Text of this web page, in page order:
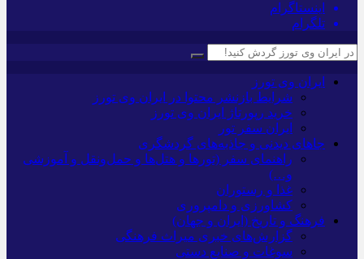
اینستاگرام
تلگرام
ایران وی تورز
شرایط بازنشر محتوا در ایران وی تورز
خرید رپورتاژ ایران وی تورز
ایران سفر تور
جاهای دیدنی و جاذبه‌های گردشگری
راهنمای سفر (تورها و هتل‌ها و حمل‌و‌نقل و آموزشی
و…)
غذا و رستوران
کشاورزی و دامپروری
فرهنگ و تاریخ (ایران و جهان)
گزارش‌های خبری میراث فرهنگی
سوغات و صنایع دستی